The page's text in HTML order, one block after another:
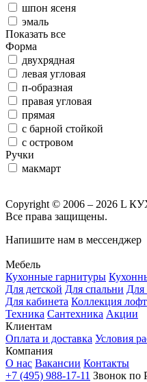
шпон ясеня
эмаль
Показать все
Форма
двухрядная
левая угловая
п-образная
правая угловая
прямая
с барной стойкой
с островом
Ручки
макмарт
Copyright © 2006 – 2026 L
Все права защищены.
Напишите нам в мессенджер
Мебель
Кухонные гарнитуры
Для детской Для спальни Для
Для кабинета Коллекция лофт
Техника Сантехника Акции
Клиентам
Оплата и доставка Условия
Компания
О нас Вакансии Контакты
+7 (495) 988-17-11 Звонок